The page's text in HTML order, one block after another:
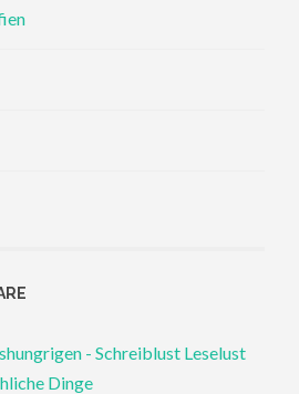
- Schreiblust Leselust
Dinge